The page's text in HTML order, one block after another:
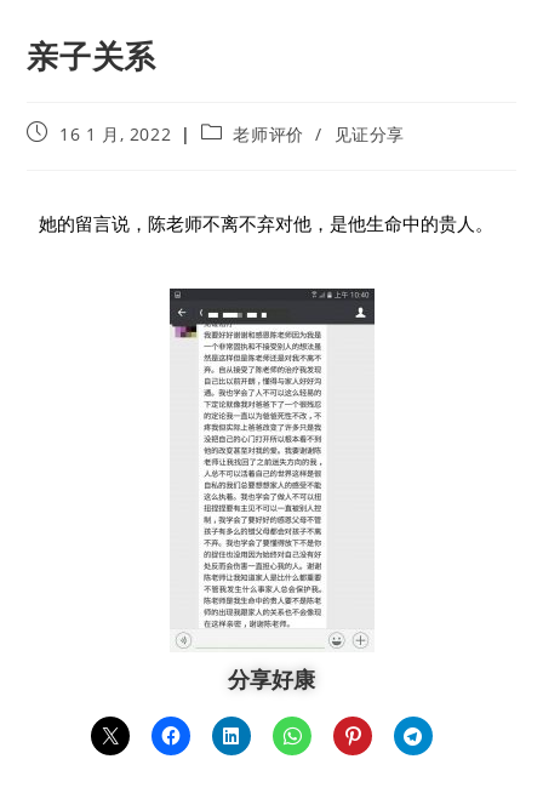
亲子关系
16 1 月, 2022 老师评价 / 见证分享
她的留言说，陈老师不离不弃对他，是他生命中的贵人。
分享好康